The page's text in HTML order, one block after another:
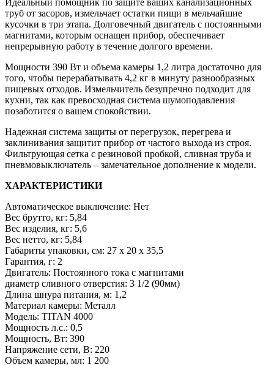
Идеальный помощник по защите ваших канализационных
труб от засоров, измельчает остатки пищи в мельчайшие
кусочки в три этапа. Долговечный двигатель с постоянными
магнитами, которым оснащен прибор, обеспечивает
непрерывную работу в течение долгого времени.
Мощности 390 Вт и объема камеры 1,2 литра достаточно для
того, чтобы перерабатывать 4,2 кг в минуту разнообразных
пищевых отходов. Измельчитель безупречно подходит для
кухни, так как превосходная система шумоподавления
позаботится о вашем спокойствии.
Надежная система защиты от перегрузок, перегрева и
заклинивания защитит прибор от частого выхода из строя.
Фильтрующая сетка с резиновой пробкой, сливная труба и
пневмовыключатель – замечательное дополнение к модели.
ХАРАКТЕРИСТИКИ
Автоматическое выключение: Нет
Вес брутто, кг: 5,84
Вес изделия, кг: 5,6
Вес нетто, кг: 5,84
Габариты упаковки, см: 27 x 20 x 35,5
Гарантия, г: 2
Двигатель: Постоянного тока с магнитами
диаметр сливного отверстия: 3 1/2 (90мм)
Длина шнура питания, м: 1,2
Материал камеры: Металл
Модель: TITAN 4000
Мощность л.с.: 0,5
Мощность, Вт: 390
Напряжение сети, В: 220
Объем камеры, мл: 1 200